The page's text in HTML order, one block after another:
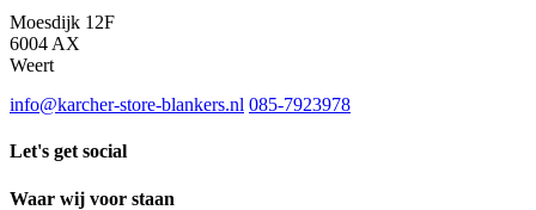
Moesdijk 12F
6004 AX
Weert
info@karcher-store-blankers.nl 085-7923978
Let's get social
Waar wij voor staan